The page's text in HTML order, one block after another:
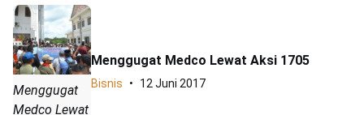
Menggugat
Medco Lewat
Menggugat Medco Lewat Aksi 1705
Bisnis 12 Juni 2017